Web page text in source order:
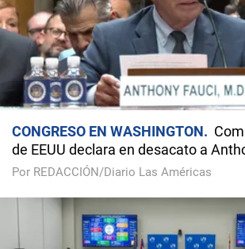
CONGRESO EN WASHINGTON
de EEUU declara en desacato a
Por REDACCIÓN/Diario Las Américas